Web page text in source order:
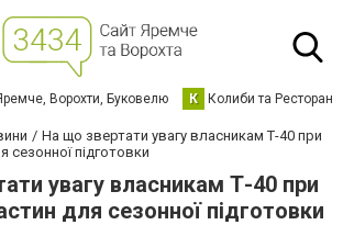
Ворохти, Буковелю К Колиби та Ресторани
На що звертати увагу власникам Т-40 при
сезонної підготовки
увагу власникам Т-40 при
для сезонної підготовки